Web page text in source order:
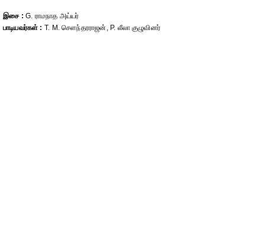
இசை :⁠ G. ராமநாத அய்யர்
பாடியவர்கள் : ⁠T. M. செளந்தரராஜன், ⁠P. லீலா குழுவினர்